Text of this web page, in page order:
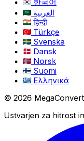
العربية
हिन्दी
Türkçe
Svenska
Dansk
Norsk
Suomi
Ελληνικά
© 2026
Ustvarjen za hitrost